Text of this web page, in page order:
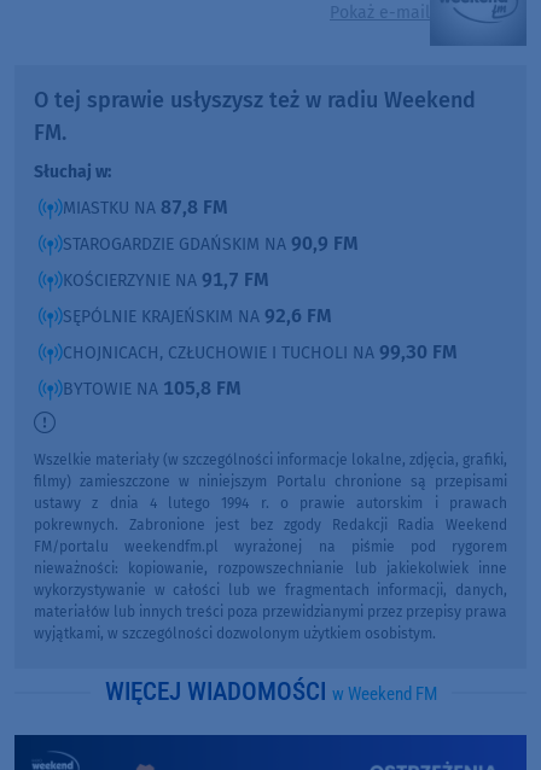
Pokaż e-mail
O tej sprawie usłyszysz też w radiu Weekend
FM.
Słuchaj w:
MIASTKU NA 87,8 FM
STAROGARDZIE GDAŃSKIM NA 90,9 FM
KOŚCIERZYNIE NA 91,7 FM
SĘPÓLNIE KRAJEŃSKIM NA 92,6 FM
CHOJNICACH, CZŁUCHOWIE I TUCHOLI NA 99,30 FM
BYTOWIE NA 105,8 FM
Wszelkie materiały (w szczególności informacje lokalne, zdjęcia, grafiki,
filmy) zamieszczone w niniejszym Portalu chronione są przepisami
ustawy z dnia 4 lutego 1994 r. o prawie autorskim i prawach
pokrewnych. Zabronione jest bez zgody Redakcji Radia Weekend
FM/portalu weekendfm.pl wyrażonej na piśmie pod rygorem
nieważności: kopiowanie, rozpowszechnianie lub jakiekolwiek inne
wykorzystywanie w całości lub we fragmentach informacji, danych,
materiałów lub innych treści poza przewidzianymi przez przepisy prawa
wyjątkami, w szczególności dozwolonym użytkiem osobistym.
WIĘCEJ WIADOMOŚCI w Weekend FM